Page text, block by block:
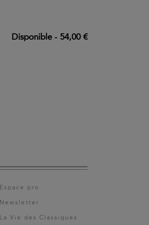
Disponible- 54,00 €
Espace pro
Newsletter
La Vie des Classiques